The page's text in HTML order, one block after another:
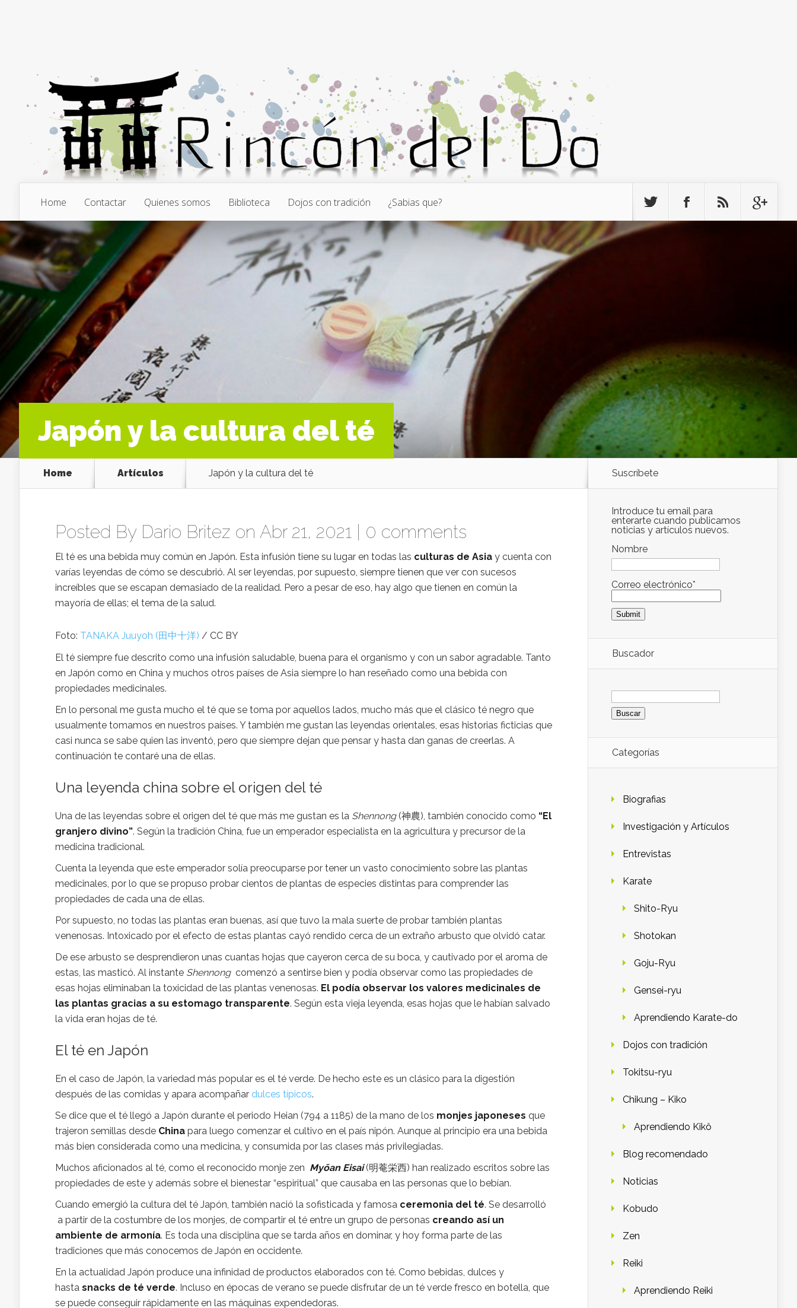
Home Contactar Quienes somos Biblioteca Dojos con tradición ¿Sabias que?
Japón y la cultura del té
Home Artículos Japón y la cultura del té
Posted By Dario Britez on Abr 21, 2021 | 0 comments
El té es una bebida muy común en Japón. Esta infusión tiene su lugar en todas las culturas de Asia y cuenta con
varías leyendas de cómo se descubrió. Al ser leyendas, por supuesto, siempre tienen que ver con sucesos
increíbles que se escapan demasiado de la realidad. Pero a pesar de eso, hay algo que tienen en común la
mayoría de ellas; el tema de la salud.
Foto: TANAKA Juuyoh (田中十洋) / CC BY
El té siempre fue descrito como una infusión saludable, buena para el organismo y con un sabor agradable. Tanto
en Japón como en China y muchos otros países de Asia siempre lo han reseñado como una bebida con
propiedades medicinales.
En lo personal me gusta mucho el té que se toma por aquellos lados, mucho más que el clásico té negro que
usualmente tomamos en nuestros países. Y también me gustan las leyendas orientales, esas historias ficticias que
casi nunca se sabe quien las inventó, pero que siempre dejan que pensar y hasta dan ganas de creerlas. A
continuación te contaré una de ellas.
Una leyenda china sobre el origen del té
Una de las leyendas sobre el origen del té que más me gustan es la Shennong(神農), también conocido como “El
granjero divino”. Según la tradición China, fue un emperador especialista en la agricultura y precursor de la
medicina tradicional.
Cuenta la leyenda que este emperador solía preocuparse por tener un vasto conocimiento sobre las plantas
medicinales, por lo que se propuso probar cientos de plantas de especies distintas para comprender las
propiedades de cada una de ellas.
Por supuesto, no todas las plantas eran buenas, así que tuvo la mala suerte de probar también plantas
venenosas. Intoxicado por el efecto de estas plantas cayó rendido cerca de un extraño arbusto que olvidó catar.
De ese arbusto se desprendieron unas cuantas hojas que cayeron cerca de su boca, y cautivado por el aroma de
estas, las masticó. Al instante Shennongcomenzó a sentirse bien y podía observar como las propiedades de
esas hojas eliminaban la toxicidad de las plantas venenosas. El podía observar los valores medicinales de
las plantas gracias a su estomago transparente. Según esta vieja leyenda, esas hojas que le habían salvado
la vida eran hojas de té.
El té en Japón
En el caso de Japón, la variedad más popular es el té verde. De hecho este es un clásico para la digestión
después de las comidas y apara acompañar dulces típicos.
Se dice que el té llegó a Japón durante el periodo Heian (794 a 1185) de la mano de los monjes japoneses que
trajeron semillas desde China para luego comenzar el cultivo en el país nipón. Aunque al principio era una bebida
más bien considerada como una medicina, y consumida por las clases más privilegiadas.
Muchos aficionados al té, como el reconocido monje zen Myōan Eisai(明菴栄西) han realizado escritos sobre las
propiedades de este y además sobre el bienestar “espiritual” que causaba en las personas que lo bebían.
Cuando emergió la cultura del té Japón, también nació la sofisticada y famosa ceremonia del té. Se desarrolló
a partir de la costumbre de los monjes, de compartir el té entre un grupo de personas creando así un
ambiente de armonía. Es toda una disciplina que se tarda años en dominar, y hoy forma parte de las
tradiciones que más conocemos de Japón en occidente.
En la actualidad Japón produce una infinidad de productos elaborados con té. Como bebidas, dulces y
hasta snacks de té verde. Incluso en épocas de verano se puede disfrutar de un té verde fresco en botella, que
se puede conseguir rápidamente en las máquinas expendedoras.
Suscríbete
Introduce tu email para
enterarte cuando publicamos
noticias y artículos nuevos.
Nombre
Correo electrónico*
Buscador
Buscar:
Categorías
Biografias
Investigación y Artículos
Entrevistas
Karate
Shito-Ryu
Shotokan
Goju-Ryu
Gensei-ryu
Aprendiendo Karate-do
Dojos con tradición
Tokitsu-ryu
Chikung – Kiko
Aprendiendo Kikô
Blog recomendado
Noticias
Kobudo
Zen
Reiki
Aprendiendo Reiki